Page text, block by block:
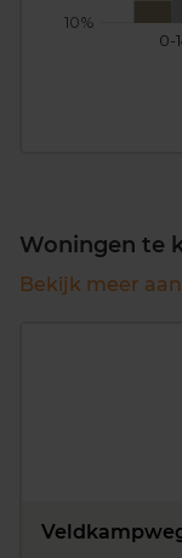
0-
10%
Woningen te
Bekijk meer